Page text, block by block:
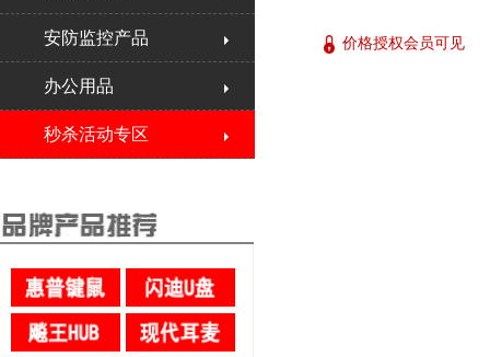
安防监控产品
办公用品
秒杀活动专区
价格授权会员可见